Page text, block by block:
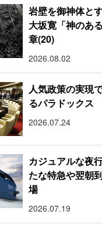
岩壁を御神体と
大坂寛「神のあ
章(20)
2026.08.02
人気政策の実現
るパラドックス
2026.07.24
カジュアルな夜
たな特急や翌朝
場
2026.07.19